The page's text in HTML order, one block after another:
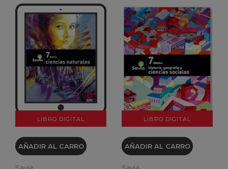
LIBRO DIGITAL
VER DETALLES
AÑADIR AL CARRO
LIBRO DIGITAL
VER DETALLES
AÑADIR AL CARRO